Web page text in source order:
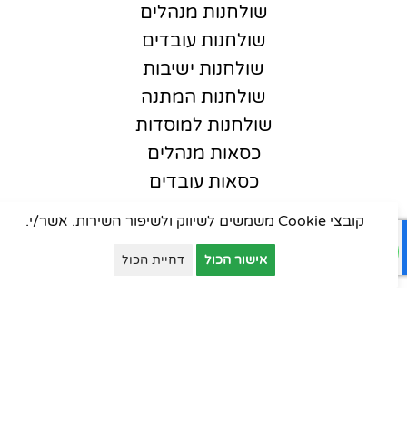
שולחנות מנהלים
שולחנות עובדים
שולחנות ישיבות
שולחנות המתנה
שולחנות למוסדות
כסאות מנהלים
כסאות עובדים
כסאות אורחים
כסאות קפיטריה
קובצי Cookie משמשים לשיווק ולשיפור השירות. אשר/י.
אישור הכול דחיית הכול